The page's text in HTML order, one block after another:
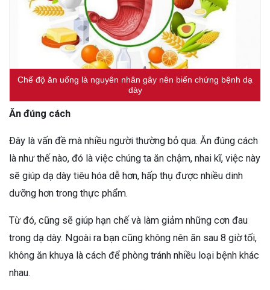
Chế độ ăn uống là nguyên nhân gây nên biến chứng bệnh dạ
dày
Ăn đúng cách
Đây là vấn đề mà nhiều người thường bỏ qua. Ăn đúng cách
là như thế nào, đó là việc chúng ta ăn chậm, nhai kĩ, việc này
sẽ giúp dạ dày tiêu hóa dễ hơn, hấp thụ được nhiều dinh
dưỡng hơn trong thực phẩm.
Từ đó, cũng sẽ giúp hạn chế và làm giảm những cơn đau
trong dạ dày. Ngoài ra bạn cũng không nên ăn sau 8 giờ tối,
không ăn khuya là cách để phòng tránh nhiều loại bệnh khác
nhau.